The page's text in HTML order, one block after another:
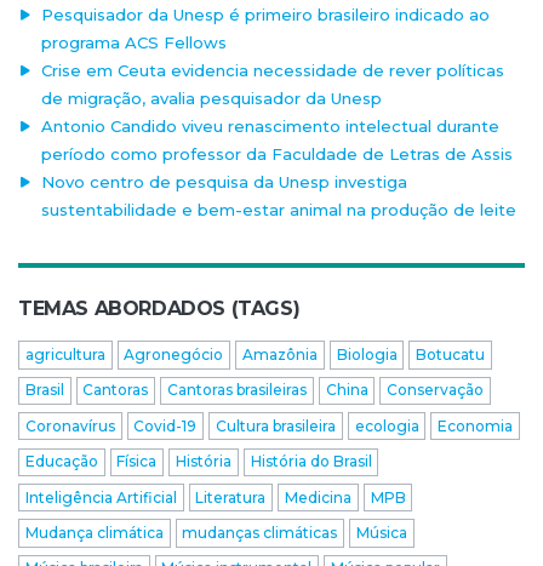
Pesquisador da Unesp é primeiro brasileiro indicado ao
programa ACS Fellows
Crise em Ceuta evidencia necessidade de rever políticas
de migração, avalia pesquisador da Unesp
Antonio Candido viveu renascimento intelectual durante
período como professor da Faculdade de Letras de Assis
Novo centro de pesquisa da Unesp investiga
sustentabilidade e bem-estar animal na produção de leite
TEMAS ABORDADOS (TAGS)
agricultura Agronegócio Amazônia Biologia
Botucatu
Brasil
Cantoras Cantoras brasileiras China
Conservação
Coronavírus
Covid-19 Cultura brasileira ecologia
Economia
Educação
Física História
História do Brasil
Inteligência Artificial
Literatura Medicina
MPB
Mudança climática
mudanças climáticas
Música